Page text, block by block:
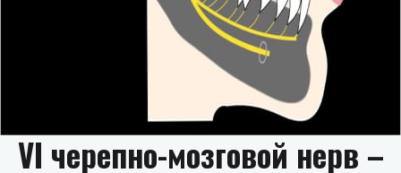
VI черепно-мозговой нерв –